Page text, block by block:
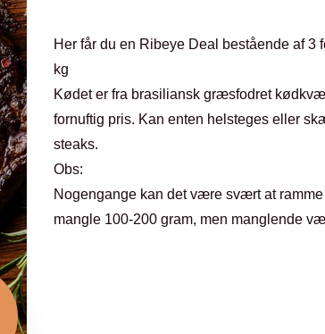
Her får du en Ribeye Deal bestående af
kg
Kødet er fra brasiliansk græsfodret
fornuftig pris. Kan enten helsteges eller
steaks.
Obs:
Nogengange kan det være svært at
mangle 100-200 gram, men manglende